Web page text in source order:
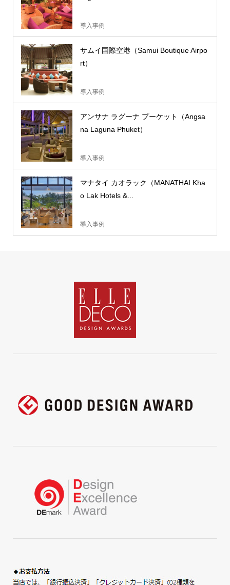
導入事例
サムイ国際空港（Samui Boutique Airpo
rt）
導入事例
アンサナ ラグーナ プーケット（Angsa
na Laguna Phuket）
導入事例
マナタイ カオラック（MANATHAI Kha
o Lak Hotels &...
導入事例